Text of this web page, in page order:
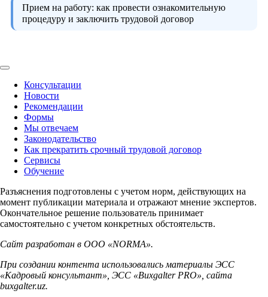
Прием на работу: как провести ознакомительную
процедуру и заключить трудовой договор
Консультации
Новости
Рекомендации
Формы
Мы отвечаем
Законодательство
Как прекратить срочный трудовой договор
Сервисы
Обучение
Разъяснения подготовлены с учетом норм, действующих на
момент публикации материала и отражают мнение экспертов.
Окончательное решение пользователь принимает
самостоятельно с учетом конкретных обстоятельств.
Сайт разработан в ООО «NORMA».
При создании контента использовались материалы ЭСС
«Кадровый консультант», ЭСС «Buxgalter PRO», сайта
buxgalter.uz.